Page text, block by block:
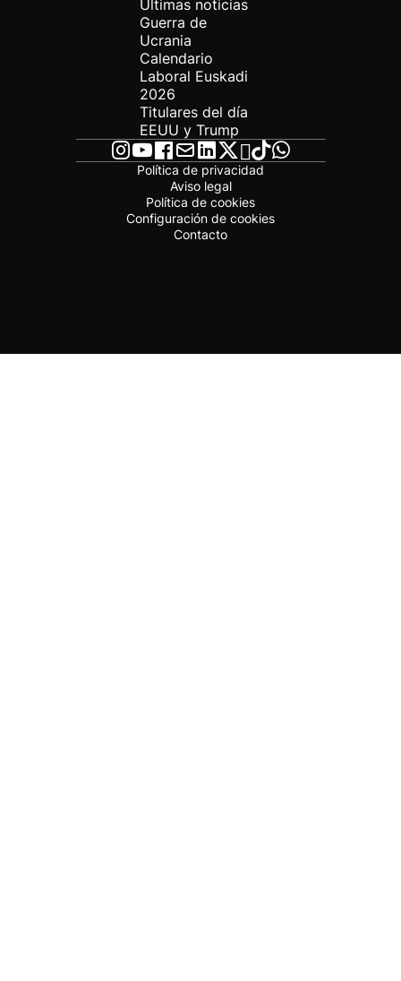
Últimas noticias
Guerra de
Ucrania
Calendario
Laboral Euskadi
2026
Titulares del día
EEUU y Trump
Política de privacidad
Aviso legal
Política de cookies
Configuración de cookies
Contacto